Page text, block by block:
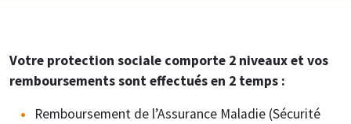
Votre protection sociale comporte 2 niveaux et vos
remboursements sont effectués en 2 temps :
Remboursement de l’Assurance Maladie (Sécurité